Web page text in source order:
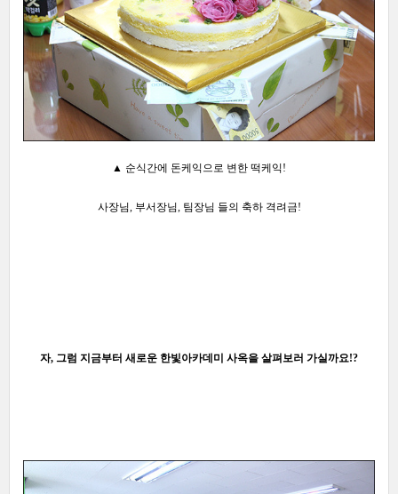
▲ 순식간에 돈케익으로 변한 떡케익!
사장님, 부서장님, 팀장님 들의 축하 격려금!
자, 그럼 지금부터 새로운 한빛아카데미 사옥을 살펴보러 가실까요!?